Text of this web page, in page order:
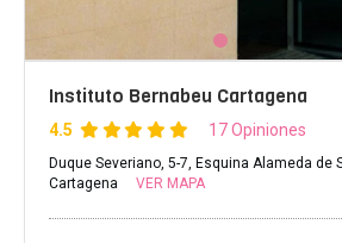
Instituto Bernabeu Cartagena
4.5 17 Opiniones
Duque Severiano, 5-7, Esquina Alameda de
Cartagena
VER MAPA